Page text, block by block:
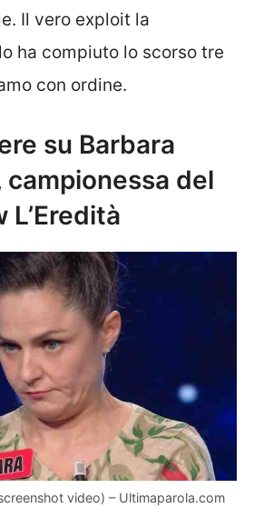
Il vero exploit la
ha compiuto lo scorso tre
con ordine.
su Barbara
campionessa del
L’Eredità
video) – Ultimaparola.com